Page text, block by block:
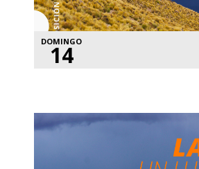
DOMINGO
14